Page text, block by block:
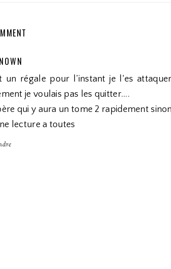
un régale pour l’instant je l'es
je voulais pas les quitter....
qui y aura un tome 2 rapidement
lecture a toutes